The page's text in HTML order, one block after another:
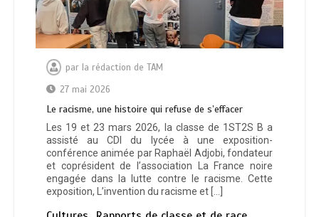
par la rédaction de TAM
27 mai 2026
Le racisme, une histoire qui refuse de s’effacer
Les 19 et 23 mars 2026, la classe de 1ST2S B a
assisté au CDI du lycée à une exposition-
conférence animée par Raphaël Adjobi, fondateur
et coprésident de l’association La France noire
engagée dans la lutte contre le racisme. Cette
exposition, L’invention du racisme et […]